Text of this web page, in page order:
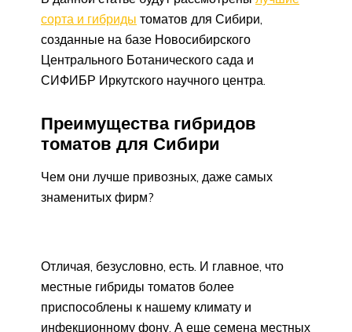
сорта и гибриды томатов для Сибири,
созданные на базе Новосибирского
Центрального Ботанического сада и
СИФИБР Иркутского научного центра.
Преимущества гибридов
томатов для Сибири
Чем они лучше привозных, даже самых
знаменитых фирм?
Отличая, безусловно, есть. И главное, что
местные гибриды томатов более
приспособлены к нашему климату и
инфекционному фону. А еще семена местных